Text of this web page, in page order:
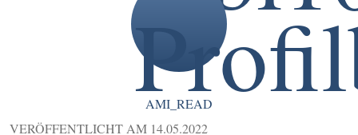
AMI_READ
VERÖFFENTLICHT AM 14.05.2022